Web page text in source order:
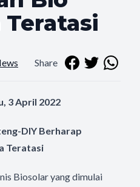
Teratasi
Share
3 April 2022
DIY Berharap
Teratasi
Biosolar yang dimulai